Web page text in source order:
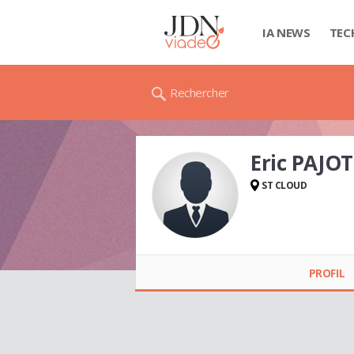
IA NEWS
Rechercher
Eric PAJOT
ST CLOUD
PROFIL